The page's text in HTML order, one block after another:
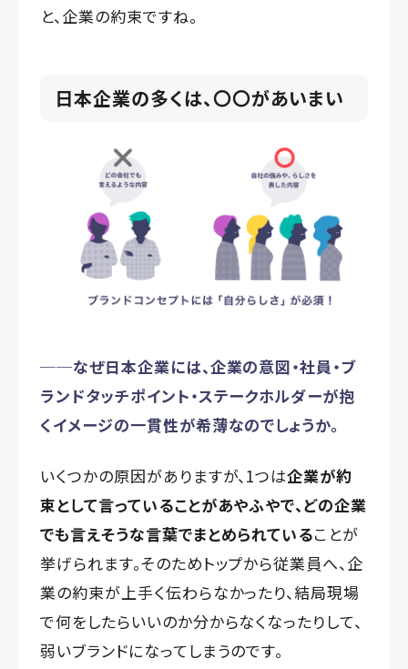
と、企業の約束ですね。
日本企業の多くは、〇〇があいまい
──なぜ日本企業には、企業の意図・社員・ブ
ランドタッチポイント・ステークホルダーが抱
くイメージの一貫性が希薄なのでしょうか。
いくつかの原因がありますが、1つは企業が約
束として言っていることがあやふやで、どの企業
でも言えそうな言葉でまとめられていることが
挙げられます。そのためトップから従業員へ、企
業の約束が上手く伝わらなかったり、結局現場
で何をしたらいいのか分からなくなったりして、
弱いブランドになってしまうのです。